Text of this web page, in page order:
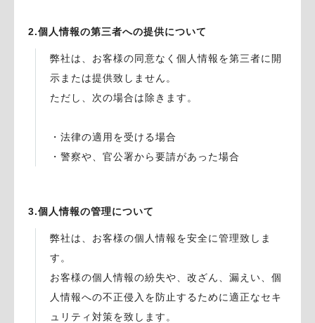
2.個人情報の第三者への提供について
弊社は、お客様の同意なく個人情報を第三者に開
示または提供致しません。
ただし、次の場合は除きます。
・法律の適用を受ける場合
・警察や、官公署から要請があった場合
3.個人情報の管理について
弊社は、お客様の個人情報を安全に管理致しま
す。
お客様の個人情報の紛失や、改ざん、漏えい、個
人情報への不正侵入を防止するために適正なセキ
ュリティ対策を致します。